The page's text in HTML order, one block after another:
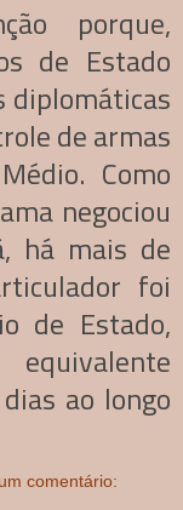
porque,
de Estado
diplomáticas
de armas
Como
negociou
há mais de
foi
de Estado,
ao longo
comentário: